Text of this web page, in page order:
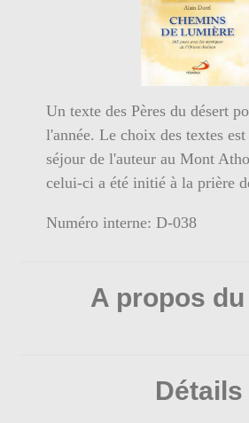
Un texte des Pères du désert
l'année. Le choix des textes
séjour de l'auteur au Mont
celui-ci a été initié à la prière
Numéro interne: D-038
A propos
Détails